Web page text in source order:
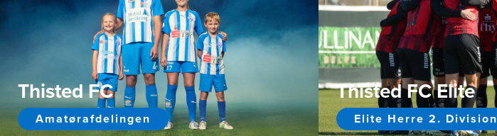
Thisted FC
Amatørafdelingen
Thisted FC Elite
Elite Herre 2. Division